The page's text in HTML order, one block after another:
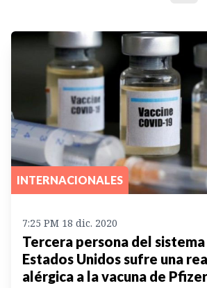
INTERNACIONALES
7:25 PM 18 dic. 2020
Tercera persona del
Estados Unidos sufre una
alérgica a la vacuna de Pfizer